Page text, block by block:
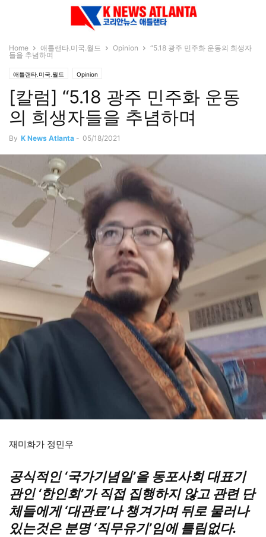
Home 애틀랜타.미국.월드 Opinion
“5.18 광주 민주화 운동의 희생자
들을 추념하며
애틀랜타.미국.월드 Opinion
[칼럼] “5.18 광주 민주화 운동
의 희생자들을 추념하며
By K News Atlanta - 05/18/2021
재미화가 정민우
공식적인 ‘국가기념일’을 동포사회 대표기
관인 ‘한인회’가 직접 집행하지 않고 관련 단
체들에게 ‘대관료’나 챙겨가며 뒤로 물러나
있는것은 분명 ‘직무유기’임에 틀림없다.